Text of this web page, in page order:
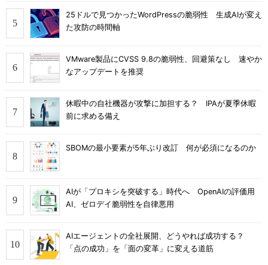
25ドルで見つかったWordPressの脆弱性 生成AIが変え
た攻防の時間軸
VMware製品にCVSS 9.8の脆弱性、回避策なし 速やか
なアップデートを推奨
休暇中の自社機器が攻撃に加担する？ IPAが夏季休暇
前に求める備え
SBOMの最小要素が5年ぶり改訂 何が必須になるのか
AIが「プロキシを突破する」時代へ OpenAIの評価用
AI、ゼロデイ脆弱性を自律悪用
AIエージェントの全社展開、どうやれば成功する？
「点の成功」を「面の変革」に変える道筋